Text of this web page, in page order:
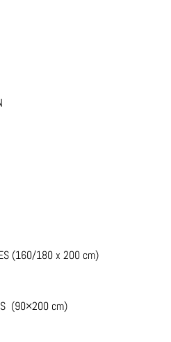
(160/180 x 200 cm)
(90×200 cm)